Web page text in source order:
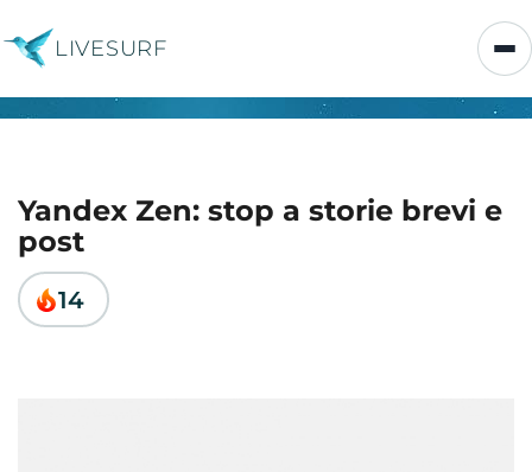
LIVESURF
Yandex Zen: stop a storie brevi e
post
14